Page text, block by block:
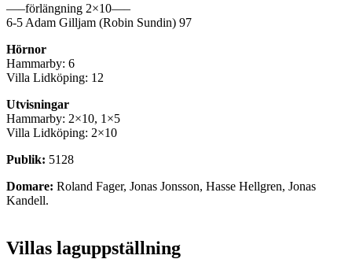
—–förlängning 2×10—–
6-5 Adam Gilljam (Robin Sundin) 97
Hörnor
Hammarby: 6
Villa Lidköping: 12
Utvisningar
Hammarby: 2×10, 1×5
Villa Lidköping: 2×10
Publik: 5128
Domare: Roland Fager, Jonas Jonsson, Hasse Hellgren, Jonas
Kandell.
Villas laguppställning